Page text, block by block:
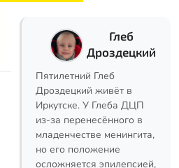
Глеб
Дроздецкий
Пятилетний Глеб
Дроздецкий живёт в
Иркутске. У Глеба ДЦП
из-за перенесённого в
младенчестве менингита,
но его положение
осложняется эпилепсией,